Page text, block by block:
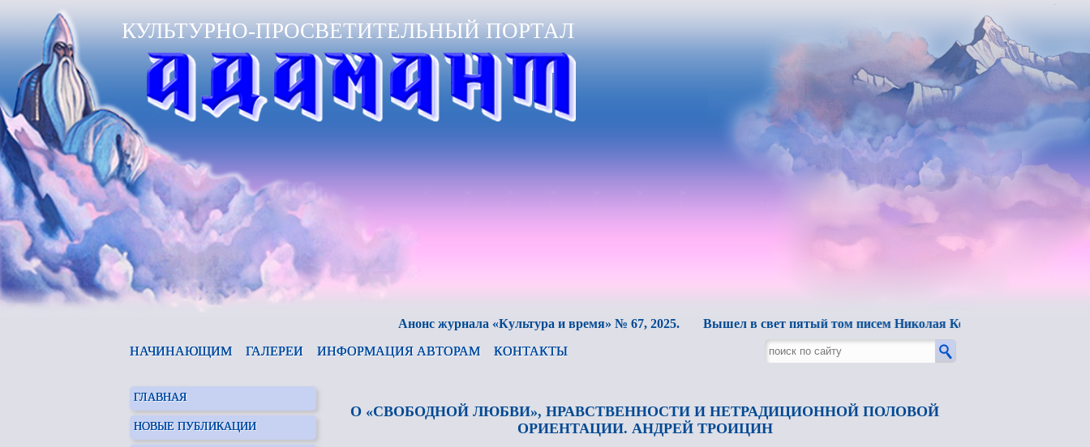
КУЛЬТУРНО-ПРОСВЕТИТЕЛЬНЫЙ ПОРТАЛ
Анонс журнала «Культура и время» № 67, 2025. Вышел в свет пятый том писем Николая Константиновича Рериха.
НАЧИНАЮЩИМ ГАЛЕРЕИ ИНФОРМАЦИЯ АВТОРАМ КОНТАКТЫ
ГЛАВНАЯ
НОВЫЕ ПУБЛИКАЦИИ
О «СВОБОДНОЙ ЛЮБВИ», НРАВСТВЕННОСТИ И НЕТРАДИЦИОННОЙ ПОЛОВОЙ
ОРИЕНТАЦИИ. АНДРЕЙ ТРОИЦИН